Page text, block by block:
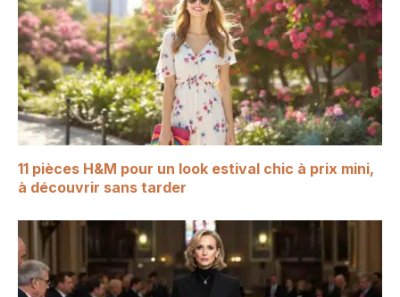
11 pièces H&M pour un look estival chic à prix mini,
à découvrir sans tarder